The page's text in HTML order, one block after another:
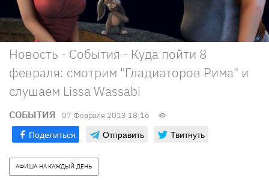
Новость - События - Куда пойти 8
февраля: смотрим "Гладиаторов Рима" и
слушаем Lissa Wassabi
СОБЫТИЯ 07 Февраля 2013 18:16
Поделиться Отправить Твитнуть
АФИША НА КАЖДЫЙ ДЕНЬ